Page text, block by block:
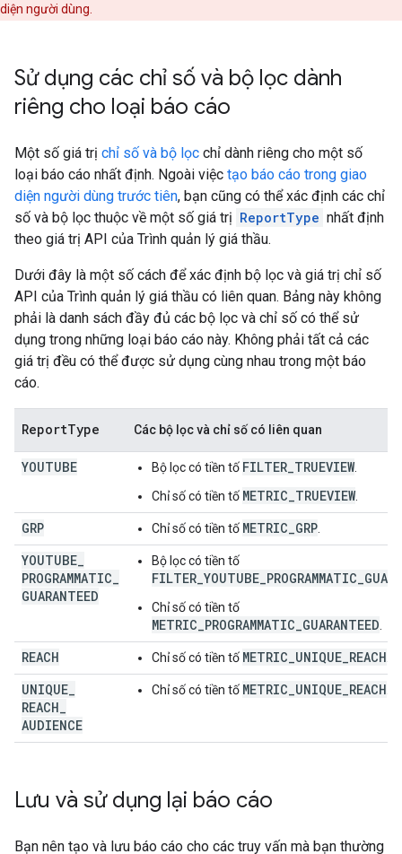
diện người dùng.
Sử dụng các chỉ số và bộ lọc dành
riêng cho loại báo cáo
Một số giá trị chỉ số và bộ lọc chỉ dành riêng cho một số
loại báo cáo nhất định. Ngoài việc tạo báo cáo trong giao
diện người dùng trước tiên, bạn cũng có thể xác định các chỉ
số và bộ lọc thuộc về một số giá trị ReportType nhất định
theo giá trị API của Trình quản lý giá thầu.
Dưới đây là một số cách để xác định bộ lọc và giá trị chỉ số
API của Trình quản lý giá thầu có liên quan. Bảng này không
phải là danh sách đầy đủ các bộ lọc và chỉ số có thể sử
dụng trong những loại báo cáo này. Không phải tất cả các
giá trị đều có thể được sử dụng cùng nhau trong một báo
cáo.
ReportType Các bộ lọc và chỉ số có liên quan
YOUTUBE Bộ lọc có tiền tố FILTER_TRUEVIEW.
Chỉ số có tiền tố METRIC_TRUEVIEW.
GRP Chỉ số có tiền tố METRIC_GRP
YOUTUBE
PROGRAMMATIC
GUARANTEED
Bộ lọc có tiền tố
Chỉ số có tiền tố
METRIC_PROGRAMMATIC_GUARANTEED
REACH Chỉ số có tiền tố METRIC_UNIQUE_REACH
UNIQUE
REACH
AUDIENCE
Chỉ số có tiền tố METRIC_UNIQUE_REACH
Lưu và sử dụng lại báo cáo
Bạn nên tạo và lưu báo cáo cho các truy vấn mà bạn thường